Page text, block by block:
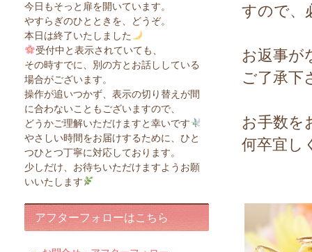
すので、
お返事が
ご了承下
お手数を
何卒宜し
今日もそっと扉を開いています。
やすらぎのひとときを、どうぞ。
本日は終了いたしました
受付中と表示されていても、
その時すでに、別の方とお話ししている
場合がございます。
操作が追いつかず、表示の切り替えが間
に合わないこともございますので、
どうかご理解いただけますと幸いです
やさしい時間をお届けするために、ひと
つひとつ丁寧に対応しております。
少しだけ、お待ちいただけますようお願
いいたします
アフターフォローはこちら